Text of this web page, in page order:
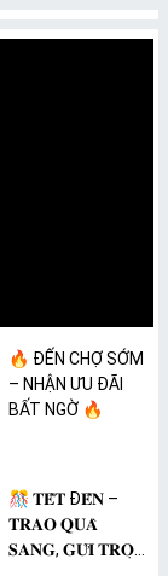
🔥 ĐẾN CHỢ SỚM
– NHẬN ƯU ĐÃI
BẤT NGỜ 🔥
🎊 𝐓𝐄̂́𝐓 Đ𝐄̂́𝐍 –
𝐓𝐑𝐀𝐎 𝐐𝐔𝐀̀
𝐒𝐀𝐍𝐆, 𝐆𝐔̛̉𝐈 𝐓𝐑𝐎̣𝐍